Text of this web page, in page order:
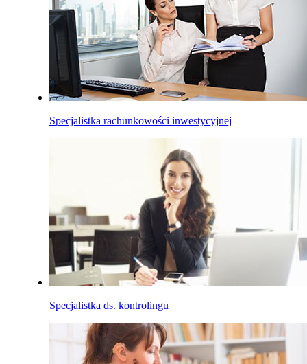
Specjalistka rachunkowości inwestycyjnej
Specjalistka ds. kontrolingu